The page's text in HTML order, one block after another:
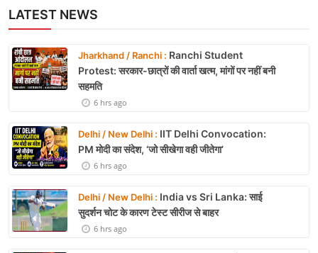
LATEST NEWS
Jharkhand / Ranchi : Ranchi Student
Protest: सरकार-छात्रों की वार्ता खत्म, मांगों पर नहीं बनी
सहमति
6 hrs ago
Delhi / New Delhi : IIT Delhi Convocation:
PM मोदी का संदेश, ‘जो सीखेगा वही जीतेगा’
6 hrs ago
Delhi / New Delhi : India vs Sri Lanka: साई
सुदर्शन चोट के कारण टेस्ट सीरीज से बाहर
6 hrs ago